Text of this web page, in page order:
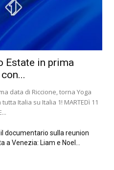
Estate in prima
data di Riccione, torna Yoga
Italia su Italia 1! MARTEDì 11
il documentario sulla reunion
a Venezia: Liam e Noel...